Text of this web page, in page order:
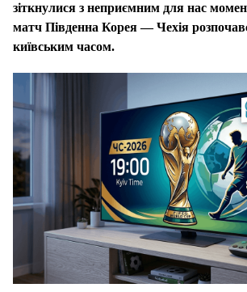
зіткнулися з неприємним для нас
матч Південна Корея — Чехія
київським часом.